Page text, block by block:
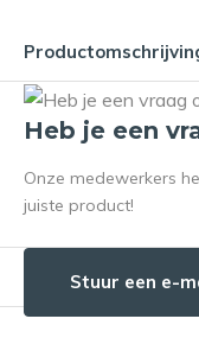
Heb je een
Onze medewerkers
juiste product!
Stuur een e-